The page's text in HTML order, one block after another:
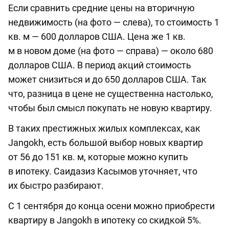
Если сравнить средние цены на вторичную
недвижимость (на фото — слева), то стоимость 1
кв. м — 600 долларов США. Цена же 1 кв.
м в новом доме (на фото — справа) — около 680
долларов США. В период акций стоимость
может снизиться и до 650 долларов США. Так
что, разница в цене не существенна настолько,
чтобы был смысл покупать не новую квартиру.
В таких престижных жилых комплексах, как
Jangokh, есть большой выбор новых квартир
от 56 до 151 кв. м, которые можно купить
в ипотеку. Саидазиз Касымов уточняет, что
их быстро разбирают.
С 1 сентября до конца осени можно приобрести
квартиру в Jangokh в ипотеку со скидкой 5%.